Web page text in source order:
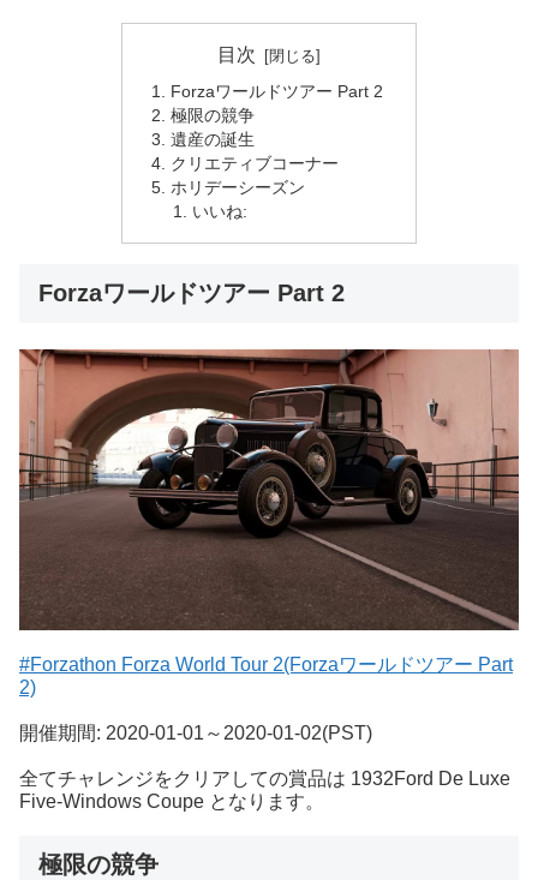
目次
Forzaワールドツアー Part 2
極限の競争
遺産の誕生
クリエティブコーナー
ホリデーシーズン
いいね:
Forzaワールドツアー Part 2
#Forzathon Forza World Tour 2(Forzaワールドツアー Part
2)
開催期間: 2020-01-01～2020-01-02(PST)
全てチャレンジをクリアしての賞品は 1932Ford De Luxe
Five-Windows Coupe となります。
極限の競争